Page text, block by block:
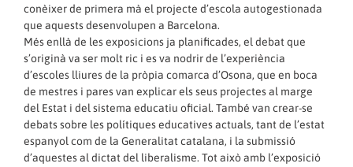
conèixer de primera mà el projecte d’escola autogestionada
que aquests desenvolupen a Barcelona.
Més enllà de les exposicions ja planificades, el debat que
s’originà va ser molt ric i es va nodrir de l’experiència
d’escoles lliures de la pròpia comarca d’Osona, que en boca
de mestres i pares van explicar els seus projectes al marge
del Estat i del sistema educatiu oficial. També van crear-se
debats sobre les polítiques educatives actuals, tant de l’estat
espanyol com de la Generalitat catalana, i la submissió
d’aquestes al dictat del liberalisme. Tot això amb l’exposició